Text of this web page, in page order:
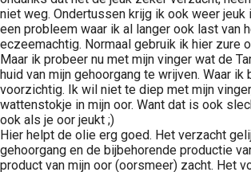
niet weg. Ondertussen krijg ik ook weer jeuk
een probleem waar ik al langer ook last van
eczeemachtig. Normaal gebruik ik hier zure
Maar ik probeer nu met mijn vinger wat de
huid van mijn gehoorgang te wrijven. Waar ik
voorzichtig. Ik wil niet te diep met mijn
wattenstokje in mijn oor. Want dat is ook
ook als je oor jeukt ;)
Hier helpt de olie erg goed. Het verzacht
gehoorgang en de bijbehorende productie
product van mijn oor (oorsmeer) zacht. Het